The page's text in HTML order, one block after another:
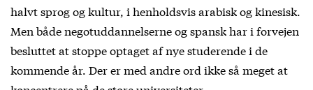
halvt sprog og kultur, i henholdsvis arabisk og kinesisk.
Men både negotuddannelserne og spansk har i forvejen
besluttet at stoppe optaget af nye studerende i de
kommende år. Der er med andre ord ikke så meget at